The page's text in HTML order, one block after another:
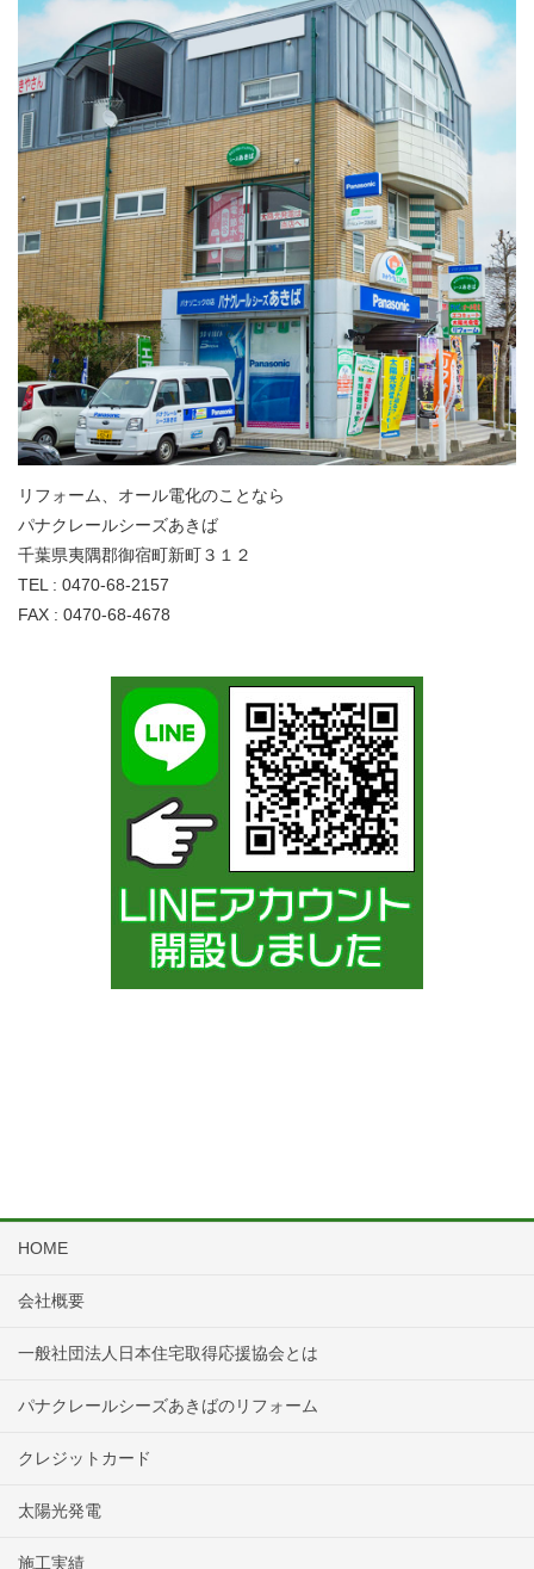
リフォーム、オール電化のことなら
パナクレールシーズあきば
千葉県夷隅郡御宿町新町３１２
TEL : 0470-68-2157
FAX : 0470-68-4678
HOME
会社概要
一般社団法人日本住宅取得応援協会とは
パナクレールシーズあきばのリフォーム
クレジットカード
太陽光発電
施工実績